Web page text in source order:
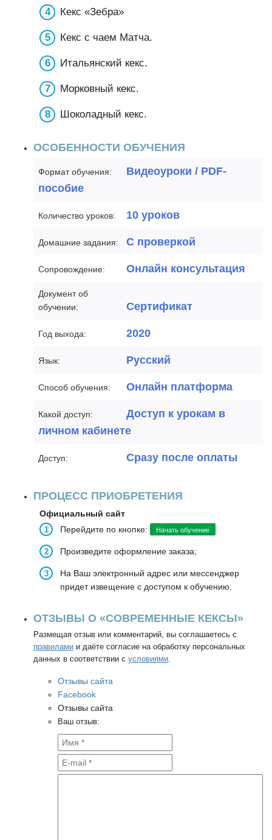
Кекс «Зебра»
Кекс с чаем Матча.
Итальянский кекс.
Морковный кекс.
Шоколадный кекс.
ОСОБЕННОСТИ ОБУЧЕНИЯ
Формат обучения:
Видеоуроки / PDF-
пособие
Количество уроков: 10 уроков
Домашние задания: С проверкой
Сопровождение: Онлайн консультация
Документ об
обучении:
Сертификат
Год выхода: 2020
Язык: Русский
Способ обучения: Онлайн платформа
Какой доступ:
Доступ к урокам в
личном кабинете
Доступ: Сразу после оплаты
ПРОЦЕСС ПРИОБРЕТЕНИЯ
Официальный сайт
Перейдите по кнопке:
Начать обучение
Произведите оформление заказа;
На Ваш электронный адрес или мессенджер
придет извещение с доступом к обучению.
ОТЗЫВЫ О «СОВРЕМЕННЫЕ КЕКСЫ»
Размещая отзыв или комментарий, вы соглашаетесь с
правилами и даёте согласие на обработку персональных
данных в соответствии с условиями.
Отзывы сайта
Facebook
Отзывы сайта
Ваш отзыв: